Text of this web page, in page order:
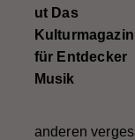
anderen